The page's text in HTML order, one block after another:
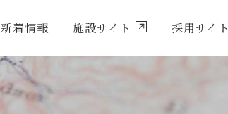
新着情報 施設サイト 採用サイト